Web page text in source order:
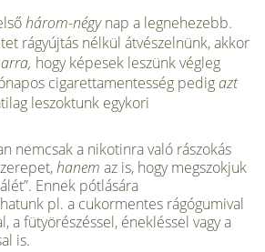
három-négynap a legnehezebb.
rágyúj­tás nélkül átvészelnünk, akkor
arra, hogy képesek leszünk végleg
cigaretta­mentesség pedigazt
leszoktunk egykori
nemcsak a ni­kotinra való rászokás
hanem az is, hogy megszokjuk
Ennek pótlására
pl. a cu­kormentes rágógumival
a fütyörészéssel, énekléssel vagy a
is.